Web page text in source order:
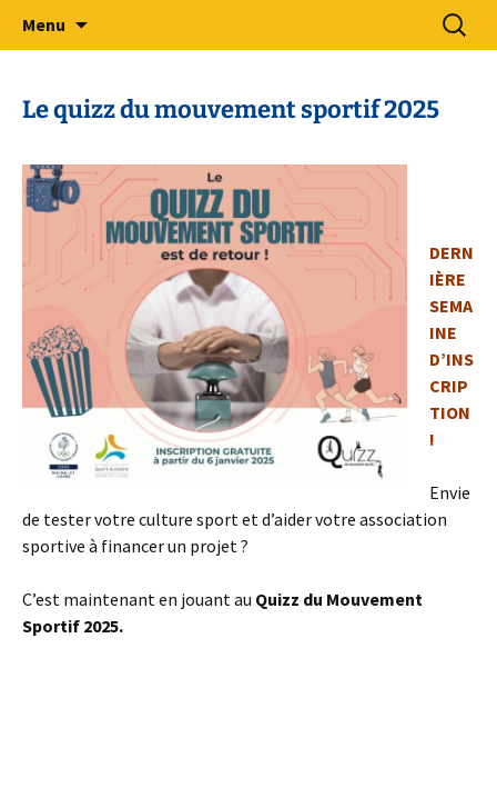
Comité Départemental Sport
Adapté 49
Sport Adapté 49
Menu
Le quizz du mouvement sportif 2025
DERN
IÈRE
SEMA
INE
D’INS
CRIP
TION
!
Envie
de tester votre culture sport et d’aider votre association
sportive à financer un projet ?
C’est maintenant en jouant au Quizz du Mouvement
Sportif 2025.